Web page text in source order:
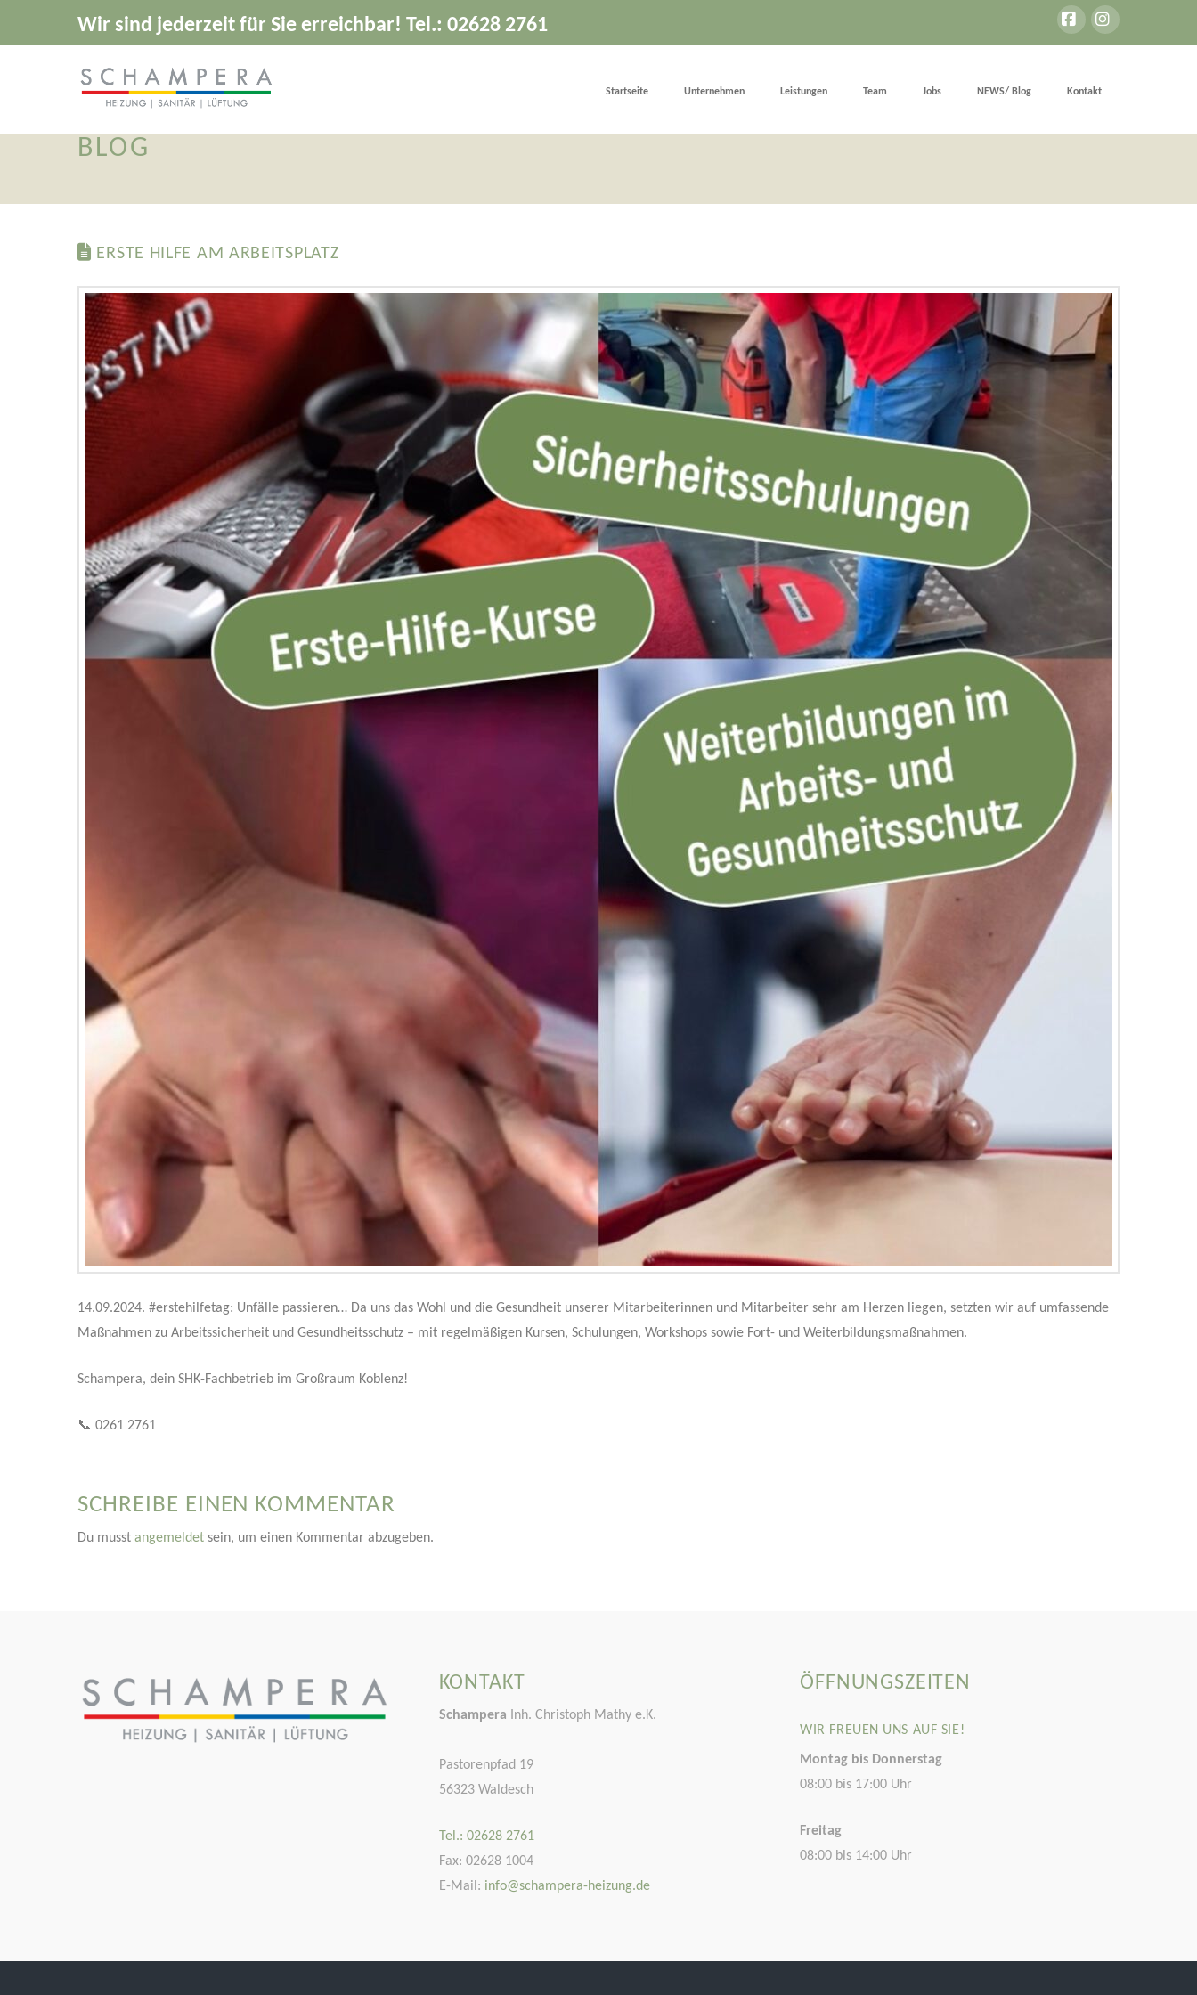
Wir sind jederzeit für Sie erreichbar! Tel.: 02628 2761
FacebookInstagram
Startseite Unternehmen Leistungen Team Jobs NEWS/ Blog Kontakt
BLOG
ERSTE HILFE AM ARBEITSPLATZ
14.09.2024. #erstehilfetag: Unfälle passieren… Da uns das Wohl und die Gesundheit unserer Mitarbeiterinnen und Mitarbeiter sehr am Herzen liegen, setzten wir auf umfassende
Maßnahmen zu Arbeitssicherheit und Gesundheitsschutz – mit regelmäßigen Kursen, Schulungen, Workshops sowie Fort- und Weiterbildungsmaßnahmen.
Schampera, dein SHK-Fachbetrieb im Großraum Koblenz!
📞 0261 2761
SCHREIBE EINEN KOMMENTAR
Du musst angemeldet sein, um einen Kommentar abzugeben.
KONTAKT
Schampera Inh. Christoph Mathy e.K.
Pastorenpfad 19
56323 Waldesch
Tel.: 02628 2761
Fax: 02628 1004
E-Mail: info@schampera-heizung.de
ÖFFNUNGSZEITEN
WIR FREUEN UNS AUF SIE!
Montag bis Donnerstag
08:00 bis 17:00 Uhr
Freitag
08:00 bis 14:00 Uhr